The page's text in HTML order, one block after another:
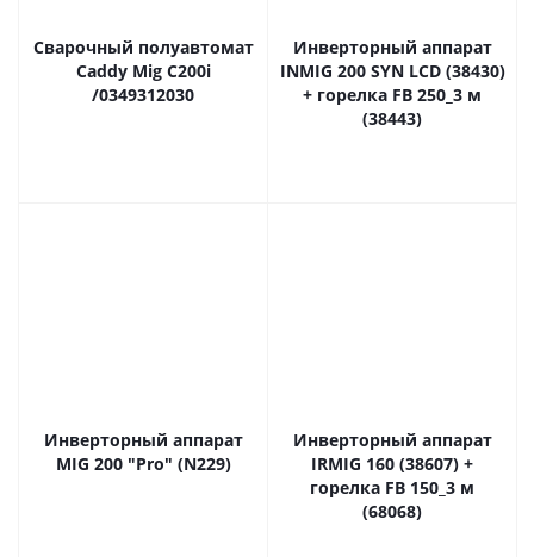
Сварочный полуавтомат
Caddy Mig C200i
/0349312030
Инверторный аппарат
INMIG 200 SYN LCD (38430)
+ горелка FB 250_3 м
(38443)
Инверторный аппарат
MIG 200 "Pro" (N229)
Инверторный аппарат
IRMIG 160 (38607) +
горелка FB 150_3 м
(68068)